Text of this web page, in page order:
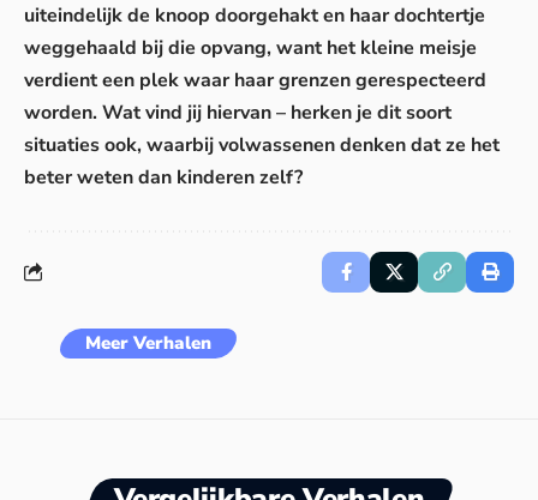
uiteindelijk de knoop doorgehakt en haar dochtertje
weggehaald bij die opvang, want het kleine meisje
verdient een plek waar haar grenzen gerespecteerd
worden. Wat vind jij hiervan – herken je dit soort
situaties ook, waarbij volwassenen denken dat ze het
beter weten dan kinderen zelf?
Meer Verhalen